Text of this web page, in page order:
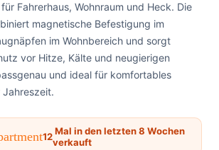
Fahrerhaus, Wohnraum und Heck. Die
magnetische Befestigung im
im Wohnbereich und sorgt
vor Hitze, Kälte und neugierigen
und ideal für komfortables
12Mal in den letzten 8 Wochen
verkauft